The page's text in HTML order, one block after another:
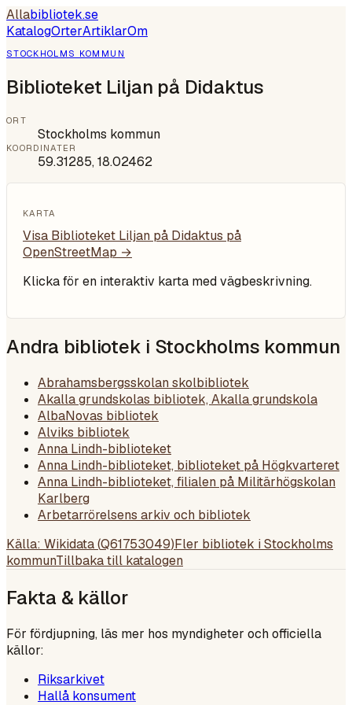
Allabibliotek.se
KatalogOrterArtiklarOm
STOCKHOLMS KOMMUN
Biblioteket Liljan på Didaktus
ORT
Stockholms kommun
KOORDINATER
59.31285,18.02462
KARTA
Visa Biblioteket Liljan på Didaktus på
OpenStreetMap →
Klicka för en interaktiv karta med vägbeskrivning.
Andra bibliotek i Stockholms kommun
Abrahamsbergsskolan skolbibliotek
Akalla grundskolas bibliotek, Akalla grundskola
AlbaNovas bibliotek
Alviks bibliotek
Anna Lindh-biblioteket
Anna Lindh-biblioteket, biblioteket på Högkvarteret
Anna Lindh-biblioteket, filialen på Militärhögskolan
Karlberg
Arbetarrörelsens arkiv och bibliotek
Källa: Wikidata (Q61753049)Fler bibliotek i Stockholms
kommunTillbaka till katalogen
Fakta & källor
För fördjupning, läs mer hos myndigheter och officiella
källor:
Riksarkivet
Hallå konsument